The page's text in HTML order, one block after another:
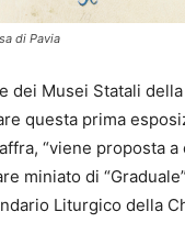
di Pavia
dei Musei Statali
questa prima
“viene proposta
miniato di
Liturgico della